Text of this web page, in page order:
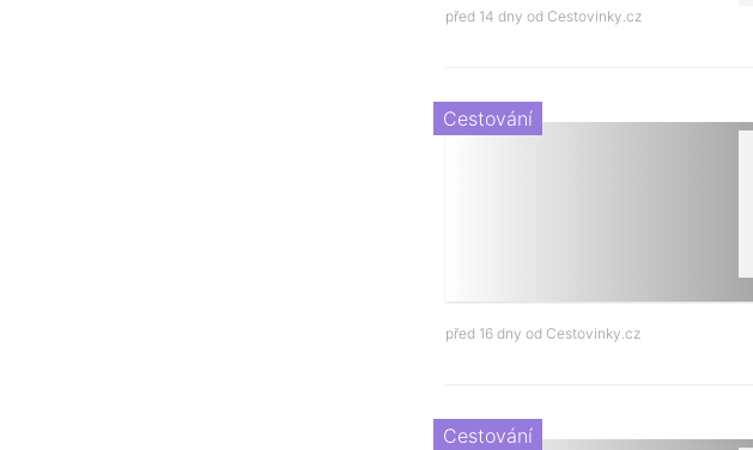
před 14 dny od Cestovinky.cz
Cestování
před 16 dny od Cestovinky.cz
Cestování